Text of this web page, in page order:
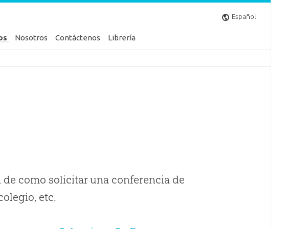
Español
Nosotros Contáctenos Librería
como solicitar una conferencia de
etc.